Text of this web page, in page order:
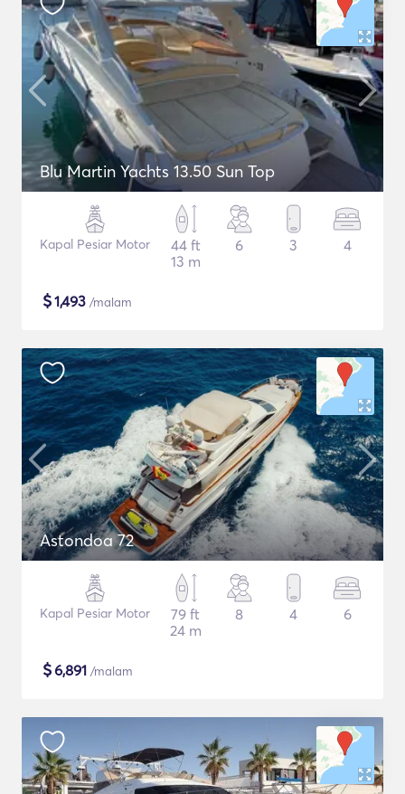
Blu Martin Yachts 13.50 Sun Top
Kapal Pesiar Motor
44 ft
13 m
6 3 4
$1,493 /malam
Astondoa 72
Kapal Pesiar Motor
79 ft
24 m
8 4 6
$6,891 /malam